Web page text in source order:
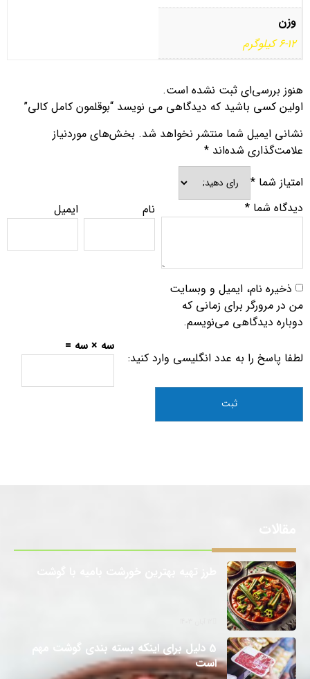
وزن
6-12 کیلوگرم
هنوز بررسی‌ای ثبت نشده است.
اولین کسی باشید که دیدگاهی می نویسد “بوقلمون کامل کالی”
نشانی ایمیل شما منتشر نخواهد شد. بخش‌های موردنیاز
علامت‌گذاری شده‌اند *
امتیاز شما *
دیدگاه شما * نام ایمیل
ذخیره نام، ایمیل و وبسایت
من در مرورگر برای زمانی که
دوباره دیدگاهی می‌نویسم.
لطفا پاسخ را به عدد انگلیسی وارد کنید:
سه × سه =
5 دلیل برای اینکه بسته بندی گوشت مهم
است